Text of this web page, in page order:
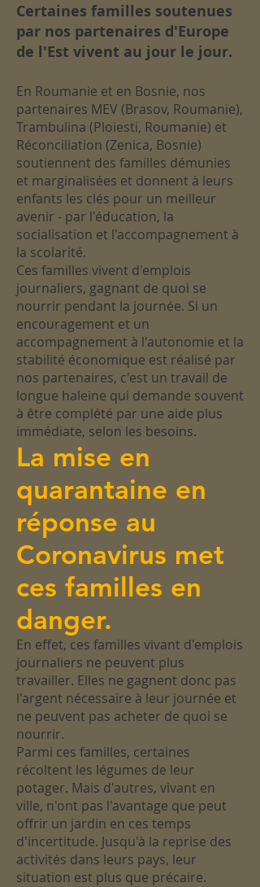
Certaines familles soutenues
par nos partenaires d'Europe
de l'Est vivent au jour le jour.
En Roumanie et en Bosnie, nos
partenaires MEV (Brasov, Roumanie),
Trambulina (Ploiesti, Roumanie) et
Réconciliation (Zenica, Bosnie)
soutiennent des familles démunies
et marginalisées et donnent à leurs
enfants les clés pour un meilleur
avenir - par l'éducation, la
socialisation et l'accompagnement à
la scolarité.
Ces familles vivent d'emplois
journaliers, gagnant de quoi se
nourrir pendant la journée. Si un
encouragement et un
accompagnement à l'autonomie et la
stabilité économique est réalisé par
nos partenaires, c'est un travail de
longue haleine qui demande souvent
à être complété par une aide plus
immédiate, selon les besoins.
La mise en
quarantaine en
réponse au
Coronavirus met
ces familles en
danger.
En effet, ces familles vivant d'emplois
journaliers ne peuvent plus
travailler. Elles ne gagnent donc pas
l'argent nécessaire à leur journée et
ne peuvent pas acheter de quoi se
nourrir.
Parmi ces familles, certaines
récoltent les légumes de leur
potager. Mais d'autres, vivant en
ville, n'ont pas l'avantage que peut
offrir un jardin en ces temps
d'incertitude. Jusqu'à la reprise des
activités dans leurs pays, leur
situation est plus que précaire.